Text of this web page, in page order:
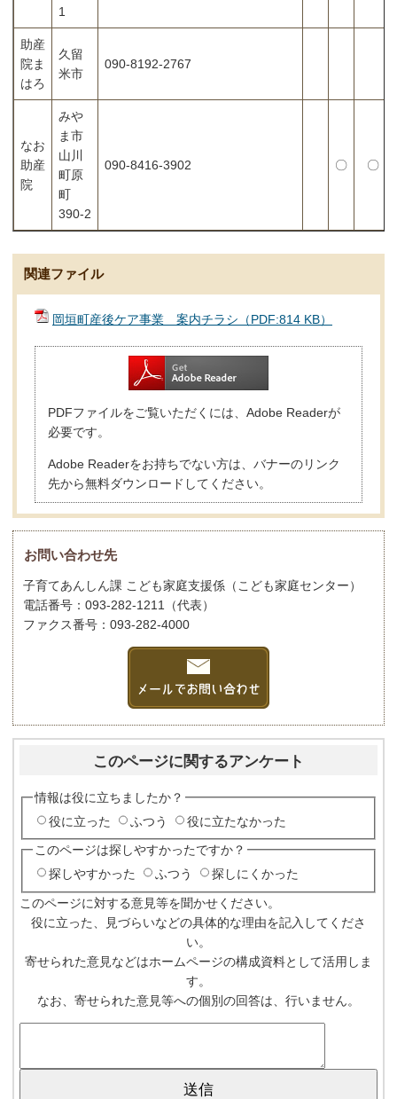
1
助産
院ま
はろ
久留
米市
090-8192-2767
なお
助産
院
みや
ま市
山川
町原
町
390-2
090-8416-3902 〇 〇
関連ファイル
岡垣町産後ケア事業 案内チラシ（PDF:814 KB）
PDFファイルをご覧いただくには、Adobe Readerが
必要です。
Adobe Readerをお持ちでない方は、バナーのリンク
先から無料ダウンロードしてください。
お問い合わせ先
子育てあんしん課 こども家庭支援係（こども家庭センター）
電話番号：093-282-1211（代表）
ファクス番号：093-282-4000
このページに関するアンケート
情報は役に立ちましたか？
役に立った
ふつう 役に立たなかった
このページは探しやすかったですか？
探しやすかった
ふつう 探しにくかった
このページに対する意見等を聞かせください。
役に立った、見づらいなどの具体的な理由を記入してくださ
い。
寄せられた意見などはホームページの構成資料として活用しま
す。
なお、寄せられた意見等への個別の回答は、行いません。